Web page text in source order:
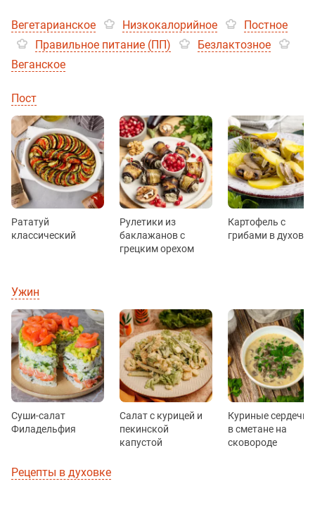
Вегетарианское Низкокалорийное
Постное
Правильное питание (ПП)
Безлактозное
Веганское
Пост
Рататуй
классический
Рулетики из
баклажанов c
грецким орехом
Картофель с
грибами в духовке
Ужин
Суши-салат
Филадельфия
Салат с курицей и
пекинской
капустой
Куриные сердечки
в сметане на
сковороде
Рецепты в духовке